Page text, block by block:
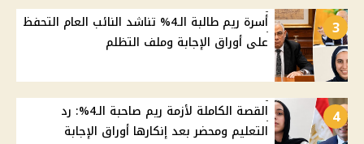
3
أسرة ريم طالبة الـ4% تناشد النائب العام التحفظ
على أوراق الإجابة وملف التظلم
4
القصة الكاملة لأزمة ريم صاحبة الـ4%: رد
التعليم ومحضر بعد إنكارها أوراق الإجابة